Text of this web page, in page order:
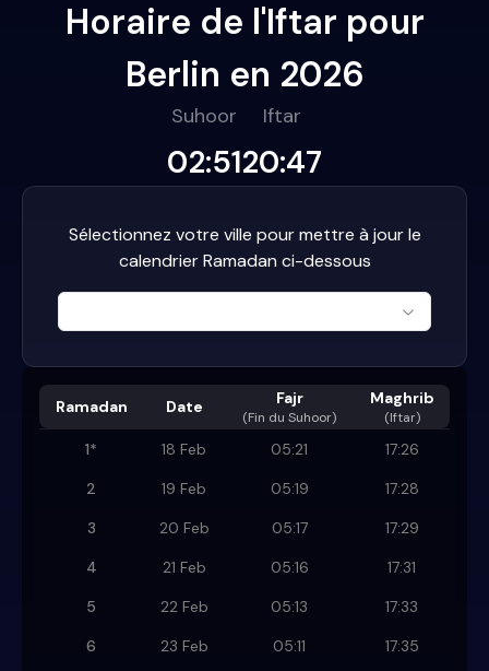
Horaire de l'Iftar pour
Berlin en 2026
Suhoor
02:51
Iftar
20:47
Sélectionnez votre ville pour mettre à jour le
calendrier Ramadan ci-dessous
Ramadan Date Fajr
(Fin du Suhoor)
Maghrib
(Iftar)
1* 18 Feb 05:21
17:26
2
19 Feb 05:19
17:28
3
20 Feb 05:17
17:29
4
21 Feb 05:16
17:31
5
22 Feb 05:13
17:33
6
23 Feb 05:11
17:35